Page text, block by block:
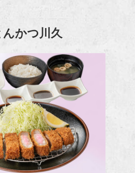
んかつ川久